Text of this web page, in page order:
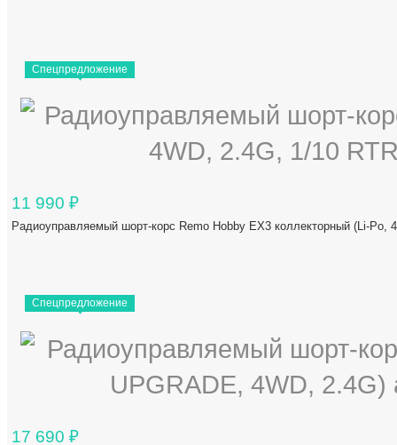
Спецпредложение
11 990 ₽
Радиоуправляемый шорт-корс Remo Hobby EX3 коллекторный (Li-Po,
Спецпредложение
17 690 ₽